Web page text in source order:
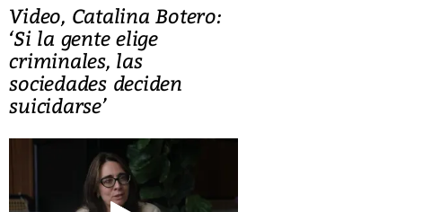
Video, Catalina Botero:
‘Si la gente elige
criminales, las
sociedades deciden
suicidarse’